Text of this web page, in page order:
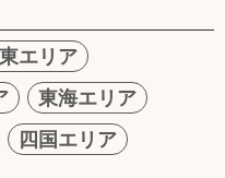
エリア
東海エリア
四国エリア